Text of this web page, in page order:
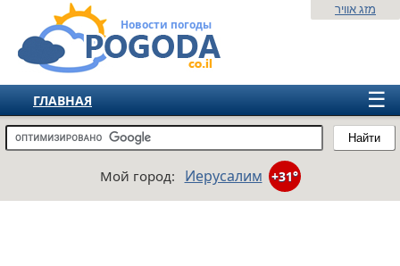
Новости погоды
Найти
מזג אוויר
☰
ГЛАВНАЯ
ИЗРАИЛЬ
ЕВРОПА
Мой город: Иерусалим +31°